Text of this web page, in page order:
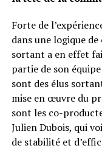
Forte de
dans une logique
sortant a en effet
partie de son
sont des élus
mise en œuvre du
sont les co-
Julien Dubois, qui
de stabilité et